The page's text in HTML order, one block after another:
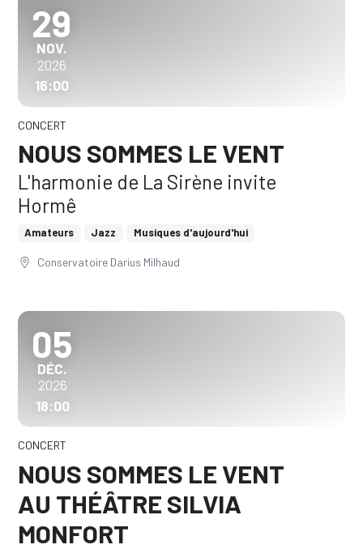
29
NOVEMBRE
NOV.
2026
16:00
CONCERT
NOUS SOMMES LE VENT
L'harmonie de La Sirène invite
Hormê
Amateurs Jazz Musiques d'aujourd'hui
Conservatoire Darius Milhaud
05
DÉCEMBRE
DÉC.
2026
18:00
CONCERT
NOUS SOMMES LE VENT
AU THÉÂTRE SILVIA
MONFORT